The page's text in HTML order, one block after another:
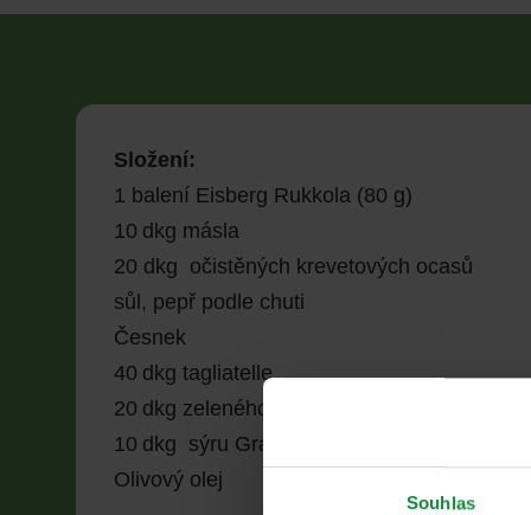
Souhlas
Složení:
1 balení Eisberg Rukkola (80 g)
10 dkg másla
20 dkg očistěných krevetových ocasů
sůl, pepř podle chuti
Česnek
40 dkg tagliatelle
20 dkg zeleného hrášku
10 dkg sýru Grana Padano
Olivový olej